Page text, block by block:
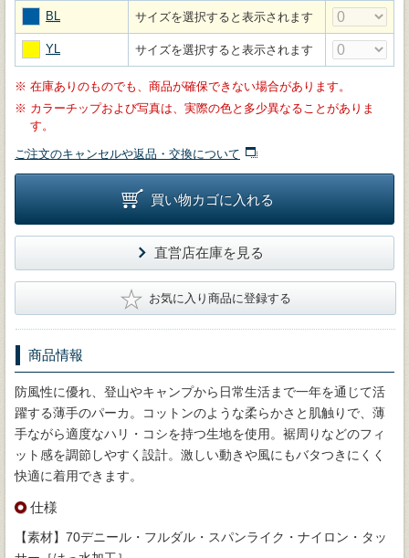
BL サイズを選択すると表示されます
YL サイズを選択すると表示されます
※ 在庫ありのものでも、商品が確保できない場合があります。
※ カラーチップおよび写真は、実際の色と多少異なることがありま
す。
ご注文のキャンセルや返品・交換について
買い物カゴに入れる
直営店在庫を見る
★ お気に入り商品に登録する
商品情報
防風性に優れ、登山やキャンプから日常生活まで一年を通じて活
躍する薄手のパーカ。コットンのような柔らかさと肌触りで、薄
手ながら適度なハリ・コシを持つ生地を使用。裾周りなどのフィ
ット感を調節しやすく設計。激しい動きや風にもバタつきにくく
快適に着用できます。
仕様
【素材】70デニール・フルダル・スパンライク・ナイロン・タッ